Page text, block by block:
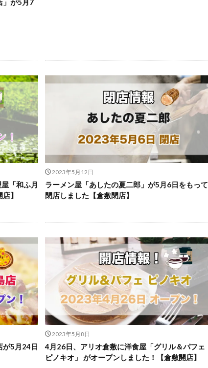
」が5月7
「和ふ月
】
2023年5月12日
ラーメン屋「あしたの夏二郎」が5月6日をもって
閉店しました【倉敷閉店】
が5月24日
2023年5月8日
4月26日、アリオ倉敷に洋食屋「グリル＆パフェ
ピノキオ」 がオープンしました！【倉敷開店】